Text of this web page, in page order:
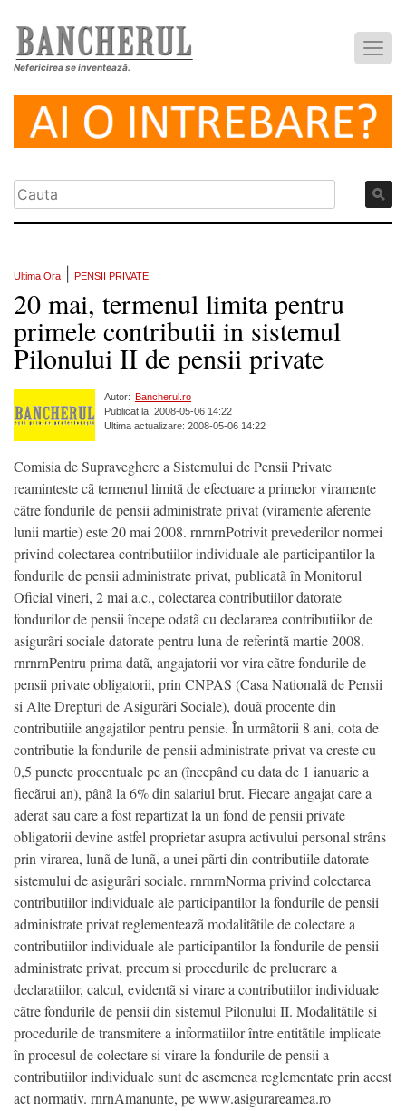
Nefericirea se inventează.
Ultima Ora PENSII PRIVATE
20 mai, termenul limita pentru
primele contributii in sistemul
Pilonului II de pensii private
Autor: Bancherul.ro
Publicat la: 2008-05-06 14:22
Ultima actualizare: 2008-05-06 14:22
Comisia de Supraveghere a Sistemului de Pensii Private
reaminteste cã termenul limitã de efectuare a primelor viramente
cãtre fondurile de pensii administrate privat (viramente aferente
lunii martie) este 20 mai 2008. rnrnrnPotrivit prevederilor normei
privind colectarea contributiilor individuale ale participantilor la
fondurile de pensii administrate privat, publicatã în Monitorul
Oficial vineri, 2 mai a.c., colectarea contributiilor datorate
fondurilor de pensii începe odatã cu declararea contributiilor de
asigurãri sociale datorate pentru luna de referintã martie 2008.
rnrnrnPentru prima datã, angajatorii vor vira cãtre fondurile de
pensii private obligatorii, prin CNPAS (Casa Nationalã de Pensii
si Alte Drepturi de Asigurãri Sociale), douã procente din
contributiile angajatilor pentru pensie. În urmãtorii 8 ani, cota de
contributie la fondurile de pensii administrate privat va creste cu
0,5 puncte procentuale pe an (începând cu data de 1 ianuarie a
fiecãrui an), pânã la 6% din salariul brut. Fiecare angajat care a
aderat sau care a fost repartizat la un fond de pensii private
obligatorii devine astfel proprietar asupra activului personal strâns
prin virarea, lunã de lunã, a unei pãrti din contributiile datorate
sistemului de asigurãri sociale. rnrnrnNorma privind colectarea
contributiilor individuale ale participantilor la fondurile de pensii
administrate privat reglementeazã modalitãtile de colectare a
contributiilor individuale ale participantilor la fondurile de pensii
administrate privat, precum si procedurile de prelucrare a
declaratiilor, calcul, evidentã si virare a contributiilor individuale
cãtre fondurile de pensii din sistemul Pilonului II. Modalitãtile si
procedurile de transmitere a informatiilor între entitãtile implicate
în procesul de colectare si virare la fondurile de pensii a
contributiilor individuale sunt de asemenea reglementate prin acest
act normativ. rnrnAmanunte, pe www.asigurareamea.ro